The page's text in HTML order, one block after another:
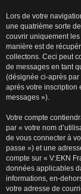
Lors de votre
une quatrième sorte
couvrir uniquement
manière est de
collectons. Ceci peut
de messages en tant
(désignée ci-après
après votre inscription
messages »).
Votre compte
par « votre nom
de vous connecter à
passe ») et une
compte sur « V:EKN
données applicables
informations, en-
votre adresse de